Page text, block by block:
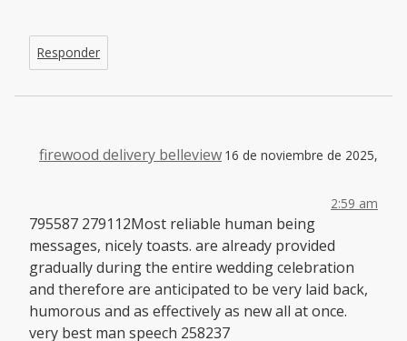
Responder
firewood delivery belleview 16 de noviembre de 2025,
2:59 am
795587 279112Most reliable human being
messages, nicely toasts. are already provided
gradually during the entire wedding celebration
and therefore are anticipated to be very laid back,
humorous and as effectively as new all at once.
very best man speech 258237